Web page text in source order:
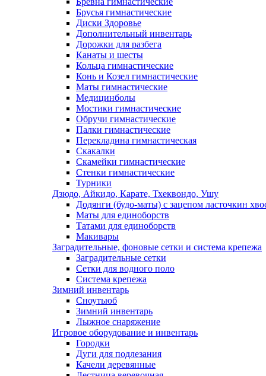
Брусья гимнастические
Диски Здоровье
Дополнительный инвентарь
Дорожки для разбега
Канаты и шесты
Кольца гимнастические
Конь и Козел гимнастические
Маты гимнастические
Медицинболы
Мостики гимнастические
Обручи гимнастические
Палки гимнастические
Перекладина гимнастическая
Скакалки
Скамейки гимнастические
Стенки гимнастические
Турники
Дзюдо, Айкидо, Карате, Тхеквондо, Ушу
Додянги (будо-маты) с зацепом ласточкин
Маты для единоборств
Татами для единоборств
Макивары
Заградительные, фоновые сетки и система крепежа
Заградительные сетки
Сетки для водного поло
Система крепежа
Зимний инвентарь
Сноутьюб
Зимний инвентарь
Лыжное снаряжение
Игровое оборудование и инвентарь
Городки
Дуги для подлезания
Качели деревянные